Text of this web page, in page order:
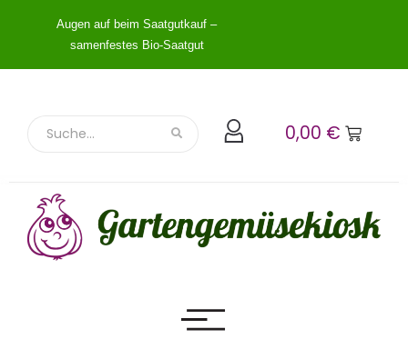
Augen auf beim Saatgutkauf –
samenfestes Bio-Saatgut
0,00 €